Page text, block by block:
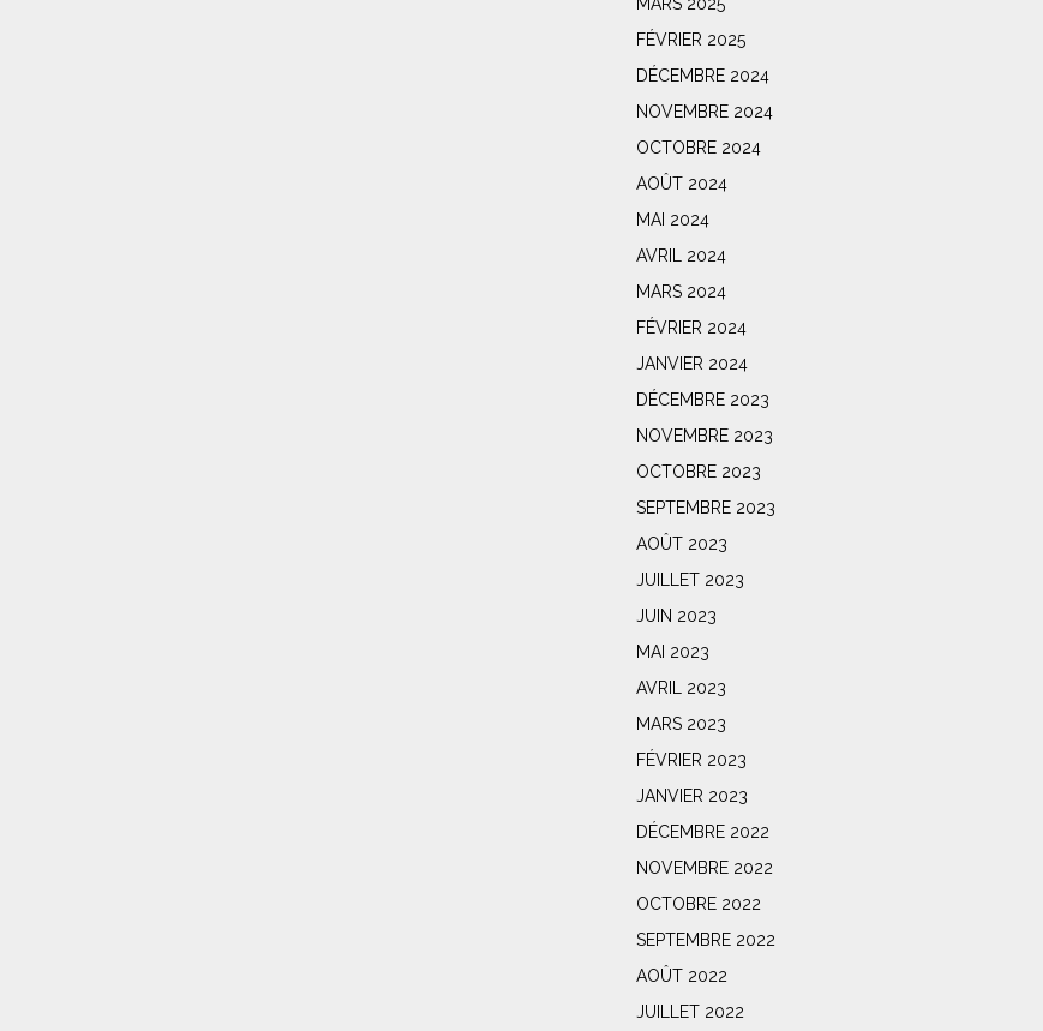
FÉVRIER 2025
DÉCEMBRE 2024
NOVEMBRE 2024
OCTOBRE 2024
AOÛT 2024
MAI 2024
AVRIL 2024
MARS 2024
FÉVRIER 2024
JANVIER 2024
DÉCEMBRE 2023
NOVEMBRE 2023
OCTOBRE 2023
SEPTEMBRE 2023
AOÛT 2023
JUILLET 2023
JUIN 2023
MAI 2023
AVRIL 2023
MARS 2023
FÉVRIER 2023
JANVIER 2023
DÉCEMBRE 2022
NOVEMBRE 2022
OCTOBRE 2022
SEPTEMBRE 2022
AOÛT 2022
JUILLET 2022